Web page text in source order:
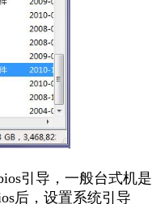
引导，一般台式机是
后，设置系统引导